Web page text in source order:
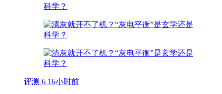
评测 6 16小时前